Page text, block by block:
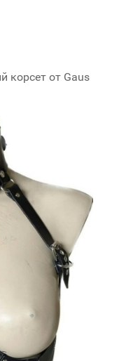
корсет от Gaus